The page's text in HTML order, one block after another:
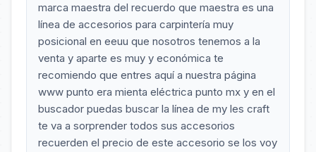
marca maestra del recuerdo que maestra es una
línea de accesorios para carpintería muy
posicional en eeuu que nosotros tenemos a la
venta y aparte es muy y económica te
recomiendo que entres aquí a nuestra página
www punto era mienta eléctrica punto mx y en el
buscador puedas buscar la línea de my les craft
te va a sorprender todos sus accesorios
recuerden el precio de este accesorio se los voy